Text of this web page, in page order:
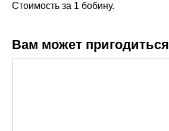
Стоимость за 1 бобину.
Вам может пригодиться